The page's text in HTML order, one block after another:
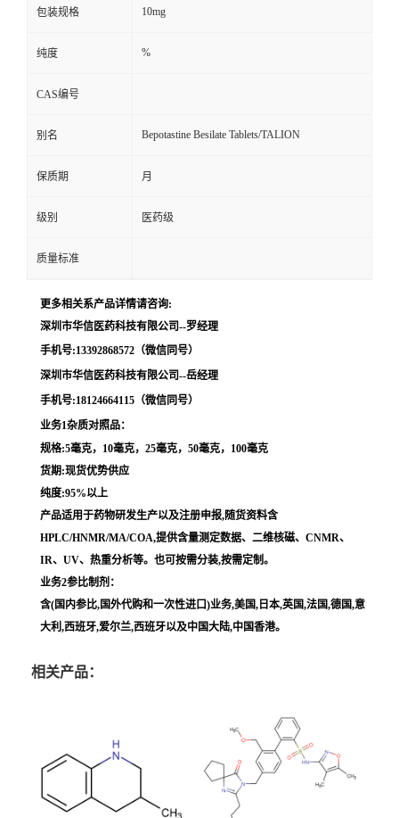
线
留
言
包装规格 10mg
纯度 %
CAS编号
别名 Bepotastine Besilate Tablets/TALION
保质期 月
级别 医药级
质量标准
更多相关系产品详情请咨询:
深圳市华信医药科技有限公司--罗经理
手机号:13392868572（微信同号）
深圳市华信医药科技有限公司--岳经理
手机号:18124664115（微信同号）
业务1杂质对照品：
规格:5毫克，10毫克，25毫克，50毫克，100毫克
货期:现货优势供应
纯度:95%以上
产品适用于药物研发生产以及注册申报,随货资料含
HPLC/HNMR/MA/COA,提供含量测定数据、二维核磁、CNMR、
IR、UV、热重分析等。也可按需分装,按需定制。
业务2参比制剂：
含(国内参比,国外代购和一次性进口)业务,美国,日本,英国,法国,德国,意
大利,西班牙,爱尔兰,西班牙以及中国大陆,中国香港。
相关产品：